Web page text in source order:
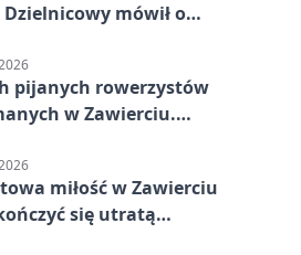
mówił o
pijanych rowerzystów
w Zawierciu.
miłość w Zawierciu
się utratą